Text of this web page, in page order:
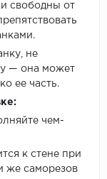
свободны от
не
— она может
ее часть.
чем-
к стене при
же саморезов